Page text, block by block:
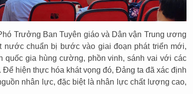
Trưởng Ban Tuyên giáo và Dân vận Trung ương
nước chuẩn bị bước vào giai đoạn phát triển mới,
quốc gia hùng cường, phồn vinh, sánh vai với các
hiện thực hóa khát vọng đó, Đảng ta đã xác định
nhân lực, đặc biệt là nhân lực chất lượng cao,